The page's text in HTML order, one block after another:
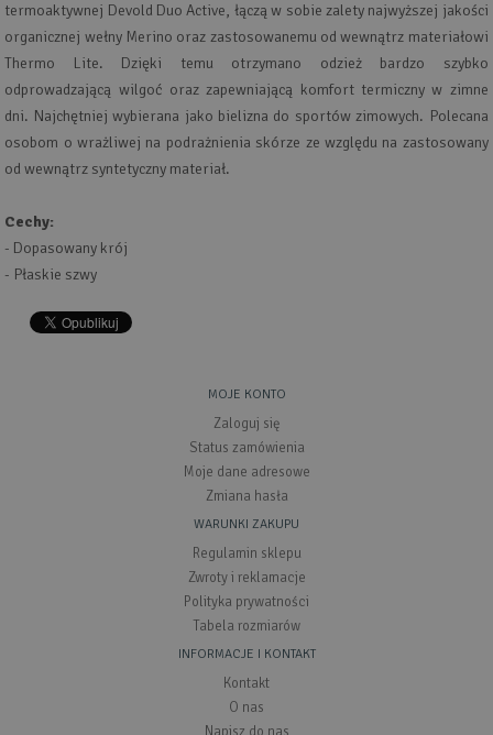
termoaktywnej Devold Duo Active, łączą w sobie zalety najwyższej jakości
organicznej wełny Merino oraz zastosowanemu od wewnątrz materiałowi
Thermo Lite. Dzięki temu otrzymano odzież bardzo szybko
odprowadzającą wilgoć oraz zapewniającą komfort termiczny w zimne
dni. Najchętniej wybierana jako bielizna do sportów zimowych. Polecana
osobom o wrażliwej na podrażnienia skórze ze względu na zastosowany
od wewnątrz syntetyczny materiał.
Cechy:
- Dopasowany krój
- Płaskie szwy
MOJE KONTO
Zaloguj się
Status zamówienia
Moje dane adresowe
Zmiana hasła
WARUNKI ZAKUPU
Regulamin sklepu
Zwroty i reklamacje
Polityka prywatności
Tabela rozmiarów
INFORMACJE I KONTAKT
Kontakt
O nas